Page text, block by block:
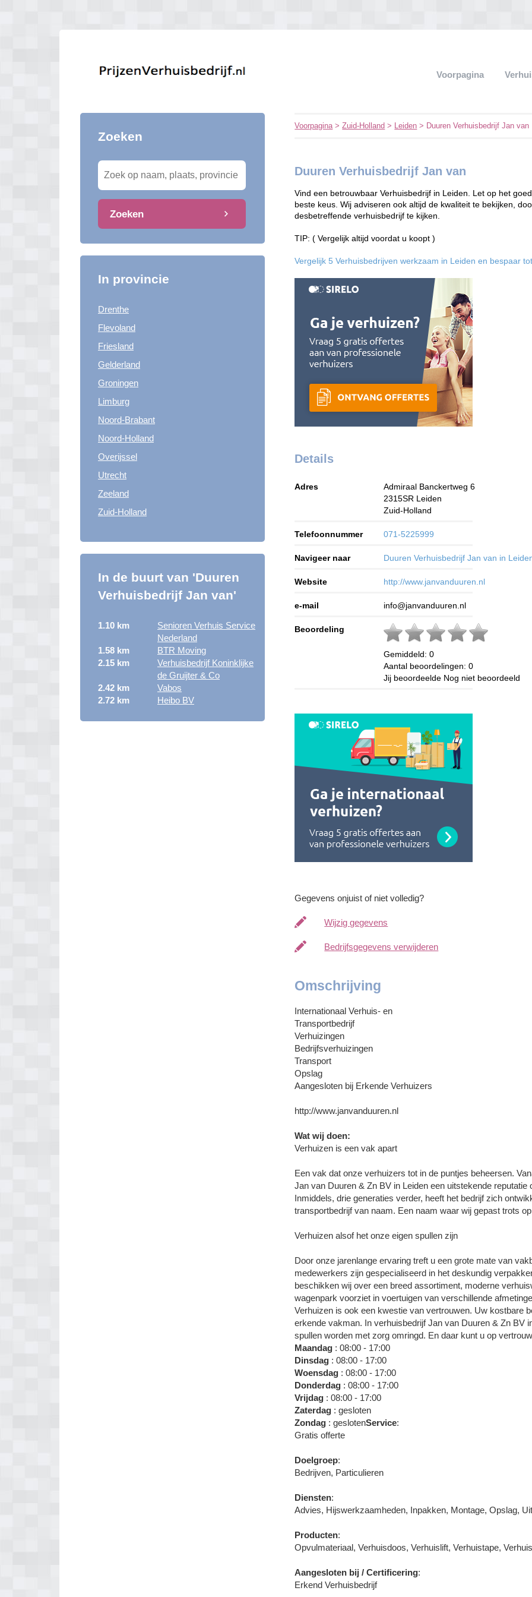
Voorpagina
Zoeken
Zoeken
In provincie
Drenthe
Flevoland
Friesland
Gelderland
Groningen
Limburg
Noord-Brabant
Noord-Holland
Overijssel
Utrecht
Zeeland
Zuid-Holland
In de buurt van 'Duuren
Verhuisbedrijf Jan van'
1.10 km
Senioren Verhuis Service
Nederland
1.58 km
BTR Moving
2.15 km
Verhuisbedrijf Koninklijke
de Gruijter & Co
2.42 km
Vabos
2.72 km
Heibo BV
Voorpagina>Zuid-Holland > Leiden > Duuren Verhuisbedrijf Jan van
Duuren Verhuisbedrijf Jan van
Vind een betrouwbaar Verhuisbedrijf in Leiden. Let op het
beste keus. Wij adviseren ook altijd de kwaliteit te bekijken,
desbetreffende verhuisbedrijf te kijken.
TIP: ( Vergelijk altijd voordat u koopt )
Vergelijk 5 Verhuisbedrijven werkzaam in Leiden en bespaar
Details
Adres
Admiraal Banckertweg 6
2315SR Leiden
Zuid-Holland
Telefoonnummer 071-5225999
Navigeer naar Duuren Verhuisbedrijf Jan van in
Website http://www.janvanduuren.nl
e-mail info@janvanduuren.nl
Beoordeling
Gemiddeld:0
Aantal beoordelingen:0
Jij beoordeelde Nog niet beoordeeld
Gegevens onjuist of niet volledig?
Wijzig gegevens
Bedrijfsgegevens verwijderen
Omschrijving
Internationaal Verhuis- en
Transportbedrijf
Verhuizingen
Bedrijfsverhuizingen
Transport
Opslag
Aangesloten bij Erkende Verhuizers
http://www.janvanduuren.nl
Wat wij doen:
Verhuizen is een vak apart
Een vak dat onze verhuizers tot in de puntjes beheersen.
Jan van Duuren & Zn BV in Leiden een uitstekende
Inmiddels, drie generaties verder, heeft het bedrijf zich
transportbedrijf van naam. Een naam waar wij gepast trots
Verhuizen alsof het onze eigen spullen zijn
Door onze jarenlange ervaring treft u een grote mate van
medewerkers zijn gespecialiseerd in het deskundig
beschikken wij over een breed assortiment, moderne
wagenpark voorziet in voertuigen van verschillende
Verhuizen is ook een kwestie van vertrouwen. Uw kostbare
erkende vakman. In verhuisbedrijf Jan van Duuren & Zn BV
spullen worden met zorg omringd. En daar kunt u op
Maandag : 08:00 - 17:00
Dinsdag : 08:00 - 17:00
Woensdag : 08:00 - 17:00
Donderdag : 08:00 - 17:00
Vrijdag : 08:00 - 17:00
Zaterdag : gesloten
Zondag : geslotenService:
Gratis offerte
Doelgroep:
Bedrijven, Particulieren
Diensten:
Advies, Hijswerkzaamheden, Inpakken, Montage, Opslag,
Producten:
Opvulmateriaal, Verhuisdoos, Verhuislift, Verhuistape,
Aangesloten bij / Certificering:
Erkend Verhuisbedrijf